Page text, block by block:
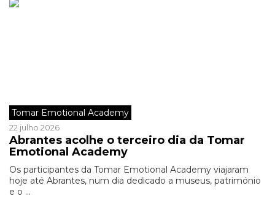
Tomar Emotional Academy
22 julho 2026
Abrantes acolhe o terceiro dia da Tomar
Emotional Academy
Os participantes da Tomar Emotional Academy viajaram
hoje até Abrantes, num dia dedicado a museus, património
e o ...